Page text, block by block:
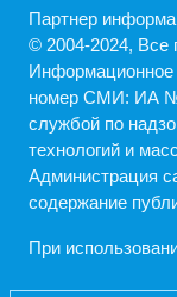
Партнер
© 2004-2024,
Информационное
номер СМИ: ИА №
службой по
технологий и
Администрация
содержание
При